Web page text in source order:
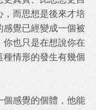
，而思想是後來才培
覺已經變成一個被
也只是在想說你在
情形的發生有幾個
感覺的個體，他能